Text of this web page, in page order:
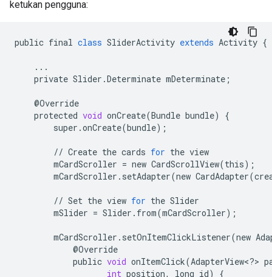
ketukan pengguna:
public final class SliderActivity extends Activity {
...
private Slider .Determinate mDeterminate ;
@Override
protected void onCreate(Bundle bundle)
{
super .onCreate(bundle);
// Create the cards for the view
mCardScroller = new CardScrollView(this);
mCardScroller . setAdapter(new CardAdapter(
// Set the view for the Slider
mSlider = Slider . from(mCardScroller);
mCardScroller . setOnItemClickListener(new
@Override
public void onItemClick(AdapterView<?>
int position, long id) {